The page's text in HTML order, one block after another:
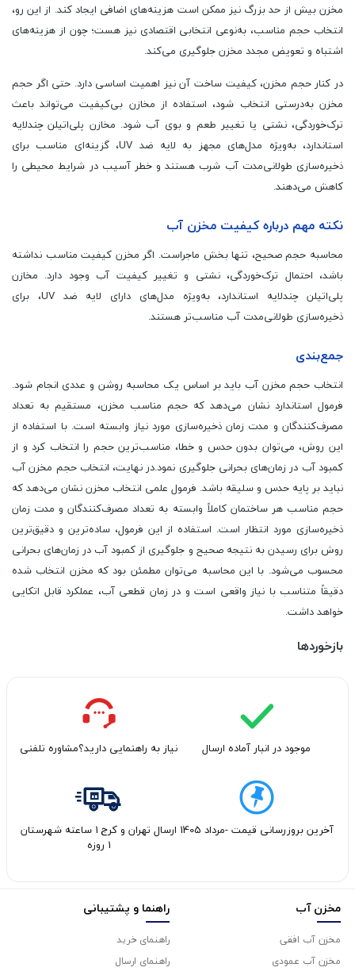
مخزن بیش از حد بزرگ نیز ممکن است هزینه‌های اضافی ایجاد کند. از این رو،
انتخاب حجم مناسب، به‌نوعی انتخابی اقتصادی نیز هست؛ چون از هزینه‌های
اشتباه و تعویض مجدد مخزن جلوگیری می‌کند.
در کنار حجم مخزن، کیفیت ساخت آن نیز اهمیت اساسی دارد. حتی اگر حجم
مخزن به‌درستی انتخاب شود، استفاده از مخازن بی‌کیفیت می‌تواند باعث
ترک‌خوردگی، نشتی یا تغییر طعم و بوی آب شود. مخازن پلی‌اتیلن چندلایه
استاندارد، به‌ویژه مدل‌های مجهز به لایه ضد UV، گزینه‌ای مناسب برای
ذخیره‌سازی طولانی‌مدت آب شرب هستند و خطر آسیب در شرایط محیطی را
کاهش می‌دهند.
نکته مهم درباره کیفیت مخزن آب
محاسبه حجم صحیح، تنها بخش ماجراست. اگر مخزن کیفیت مناسب نداشته
باشد، احتمال ترک‌خوردگی، نشتی و تغییر کیفیت آب وجود دارد. مخازن
پلی‌اتیلن چندلایه استاندارد، به‌ویژه مدل‌های دارای لایه ضد UV، برای
ذخیره‌سازی طولانی‌مدت آب مناسب‌تر هستند.
جمع‌بندی
انتخاب حجم مخزن آب باید بر اساس یک محاسبه روشن و عددی انجام شود.
فرمول استاندارد نشان می‌دهد که حجم مناسب مخزن، مستقیم به تعداد
مصرف‌کنندگان و مدت زمان ذخیره‌سازی مورد نیاز وابسته است. با استفاده از
این روش، می‌توان بدون حدس و خطا، مناسب‌ترین حجم را انتخاب کرد و از
کمبود آب در زمان‌های بحرانی جلوگیری نمود.در نهایت، انتخاب حجم مخزن آب
نباید بر پایه حدس و سلیقه باشد. فرمول علمی انتخاب مخزن نشان می‌دهد که
حجم مناسب هر ساختمان کاملاً وابسته به تعداد مصرف‌کنندگان و مدت زمان
ذخیره‌سازی مورد انتظار است. استفاده از این فرمول، ساده‌ترین و دقیق‌ترین
روش برای رسیدن به نتیجه صحیح و جلوگیری از کمبود آب در زمان‌های بحرانی
محسوب می‌شود. با این محاسبه می‌توان مطمئن بود که مخزن انتخاب شده
دقیقاً متناسب با نیاز واقعی است و در زمان قطعی آب، عملکرد قابل اتکایی
خواهد داشت.
بازخوردها
موجود در انبار آماده ارسال نیاز به راهنمایی دارید؟مشاوره تلفنی
آخرین بروزرسانی قیمت -مرداد 1405
ارسال تهران و کرج 1 ساعته شهرستان
1 روزه
مخزن آب
مخزن آب افقی
مخزن آب عمودی
راهنما و پشتیبانی
راهنمای خرید
راهنمای ارسال